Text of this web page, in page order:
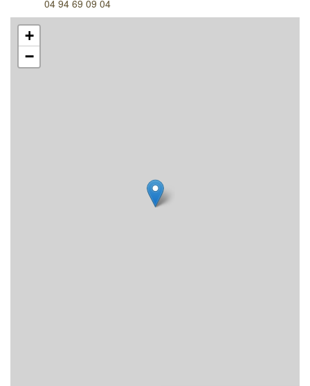
04 94 69 09 04
+
−